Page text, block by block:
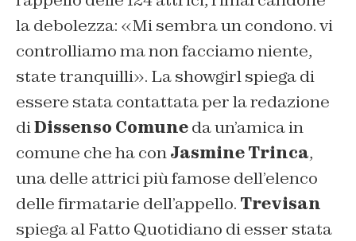
la debolezza: «Mi sembra un condono. vi
controlliamo ma non facciamo niente,
state tranquilli». La showgirl spiega di
essere stata contattata per la redazione
diDissenso Comuneda un’amica in
comune che ha conJasmine Trinca,
una delle attrici più famose dell’elenco
delle firmatarie dell’appello. Trevisan
spiega al Fatto Quotidiano di esser stata